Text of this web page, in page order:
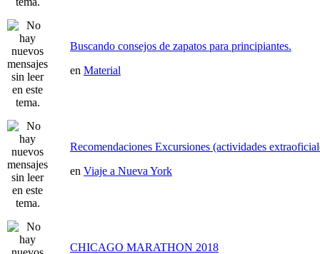
Buscando consejos de zapatos para principiantes.
en Material
Recomendaciones Excursiones (actividades
en Viaje a Nueva York
CHICAGO MARATHON 2018